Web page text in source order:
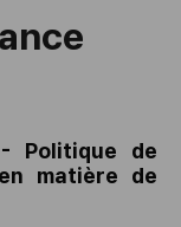
Politique de
matière de